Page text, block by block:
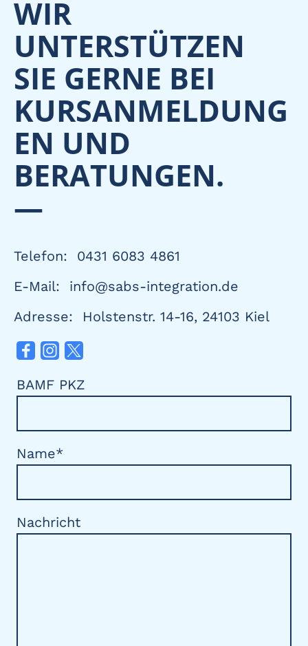
WIR
UNTERSTÜTZEN
SIE GERNE BEI
KURSANMELDUNG
EN UND
BERATUNGEN.
—
Telefon: 0431 6083 4861
E-Mail: info@sabs-integration.de
Adresse: Holstenstr. 14-16, 24103 Kiel
BAMF PKZ
Name*
Nachricht